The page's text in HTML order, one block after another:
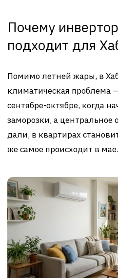
Почему
подходит для
Помимо летней жары, в
климатическая проблема
сентябре-октябре, когда
заморозки, а центральное
дали, в квартирах
же самое происходит в мае.